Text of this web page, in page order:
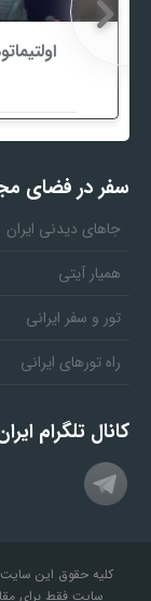
سفر در فضای
جاهای دیدنی ایران
همیار آیتی
تور و سفر ایرانی
راه تورهای ایرانی
کانال تلگرام
کلیه حقوق این
سایت فقط برای